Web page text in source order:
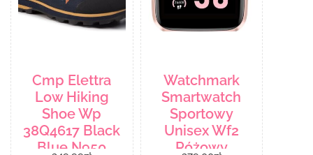
Cmp Elettra
Low Hiking
Shoe Wp
38Q4617 Black
Blue N950
Watchmark
Smartwatch
Sportowy
Unisex Wf2
Różowy